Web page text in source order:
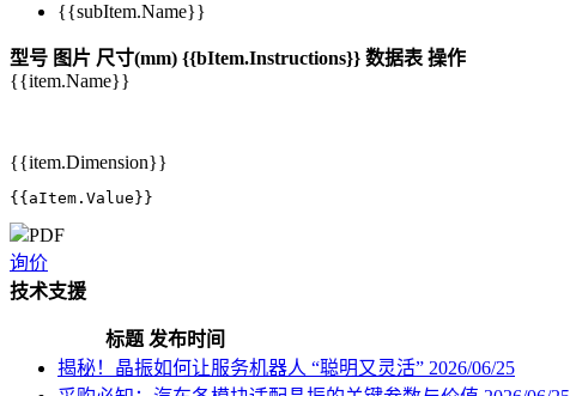
{{subItem.Name}}
型号 图片 尺寸(mm) {{bItem.Instructions}} 数据表 操作
{{item.Name}}
{{item.Dimension}}
{{aItem.Value}}
PDF
询价
技术支援
标题 发布时间
揭秘！晶振如何让服务机器人 “聪明又灵活” 2026/06/25